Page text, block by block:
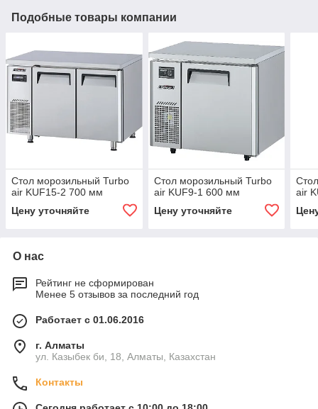
Подобные товары компании
Стол морозильный Turbo
air KUF15-2 700 мм
Цену уточняйте
Стол морозильный Turbo
air KUF9-1 600 мм
Цену уточняйте
air
О нас
Рейтинг не сформирован
Менее 5 отзывов за последний год
Работает с 01.06.2016
г. Алматы
ул. Казыбек би, 18, Алматы, Казахстан
Контакты